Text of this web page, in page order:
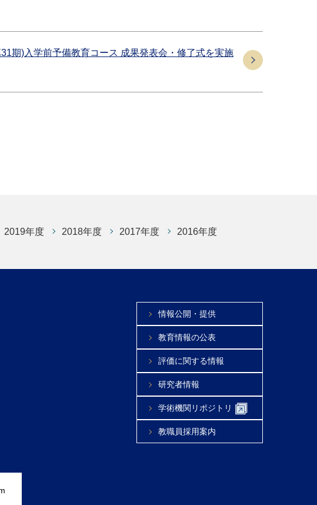
期)入学前予備教育コース 成果発表会・修了式を実施
2019年度 2018年度 2017年度 2016年度
情報公開・提供
教育情報の公表
評価に関する情報
研究者情報
学術機関リポジトリ
教職員採用案内